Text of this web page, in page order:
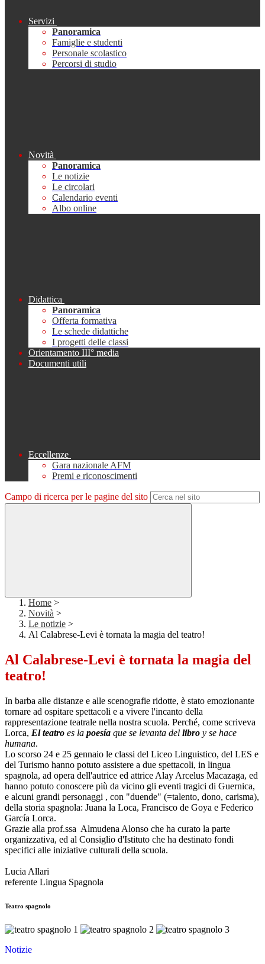
Servizi
Panoramica
Famiglie e studenti
Personale scolastico
Percorsi di studio
Novità
Panoramica
Le notizie
Le circolari
Calendario eventi
Albo online
Didattica
Panoramica
Offerta formativa
Le schede didattiche
I progetti delle classi
Orientamento III° media
Documenti utili
Eccellenze
Gara nazionale AFM
Premi e riconoscimenti
Campo di ricerca per le pagine del sito
Home >
Novità >
Le notizie >
Al Calabrese-Levi è tornata la magia del teatro!
Al Calabrese-Levi è tornata la magia del
teatro!
In barba alle distanze e alle scenografie ridotte, è stato emozionante
tornare ad ospitare spettacoli e a vivere l'incanto della
rappresentazione teatrale nella nostra scuola. Perché, come scriveva
Lorca, El teatro es la poesía que se levanta del libro y se hace
humana.
Lo scorso 24 e 25 gennaio le classi del Liceo Linguistico, del LES e
del Turismo hanno potuto assistere a due spettacoli, in lingua
spagnola, ad opera dell'autrice ed attrice Alay Arcelus Macazaga, ed
hanno potuto conoscere più da vicino gli eventi tragici di Guernica,
e alcuni grandi personaggi , con "duende" (=talento, dono, carisma),
della storia spagnola: Juana la Loca, Francisco de Goya e Federico
García Lorca.
Grazie alla prof.ssa Almudena Alonso che ha curato la parte
organizzativa, ed al Consiglio d'Istituto che ha destinato fondi
specifici alle iniziative culturali della scuola.
Lucia Allari
referente Lingua Spagnola
Teatro spagnolo
Notizie